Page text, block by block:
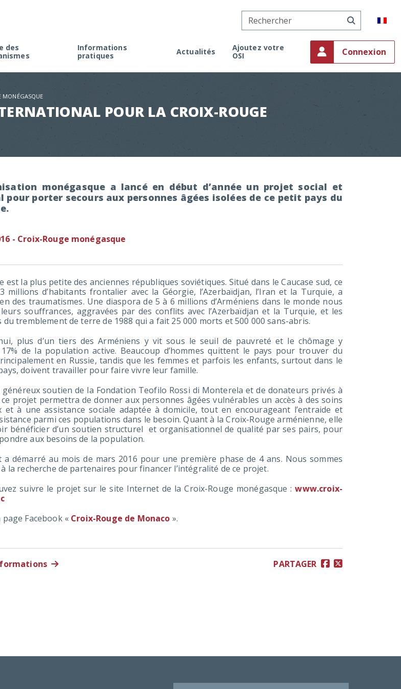
des
Informations
pratiques
Faire une demande d’agrément
Rappel de la réglementation
Appel à projets
Actualités
Ajoutez votre
OSI
Connexion
MONÉGASQUE
POUR LA CROIX-ROUGE
monégasque a lancé en début d’année un projet social et
pour porter secours aux personnes âgées isolées de ce petit pays du
- Croix-Rouge monégasque
est la plus petite des anciennes républiques soviétiques. Situé dans le Caucase sud, ce
millions d’habitants frontalier avec la Géorgie, l’Azerbaïdjan, l’Iran et la Turquie, a
des traumatismes. Une diaspora de 5 à 6 millions d’Arméniens dans le monde nous
souffrances, aggravées par des conflits avec l’Azerbaïdjan et la Turquie, et les
du tremblement de terre de 1988 qui a fait 25 000 morts et 500 000 sans-abris.
plus d’un tiers des Arméniens y vit sous le seuil de pauvreté et le chômage y
17% de la population active. Beaucoup d’hommes quittent le pays pour trouver du
en Russie, tandis que les femmes et parfois les enfants, surtout dans le
doivent travailler pour faire vivre leur famille.
généreux soutien de la Fondation Teofilo Rossi di Monterela et de donateurs privés à
projet permettra de donner aux personnes âgées vulnérables un accès à des soins
et à une assistance sociale adaptée à domicile, tout en encourageant l’entraide et
parmi ces populations dans le besoin. Quant à la Croix-Rouge arménienne, elle
bénéficier d’un soutien structurel et organisationnel de qualité par ses pairs, pour
aux besoins de la population.
a démarré au mois de mars 2016 pour une première phase de 4 ans. Nous sommes
la recherche de partenaires pour financer l’intégralité de ce projet.
suivre le projet sur le site Internet de la Croix-Rouge monégasque :www.croix-
Facebook « Croix-Rouge de Monaco ».
PARTAGER